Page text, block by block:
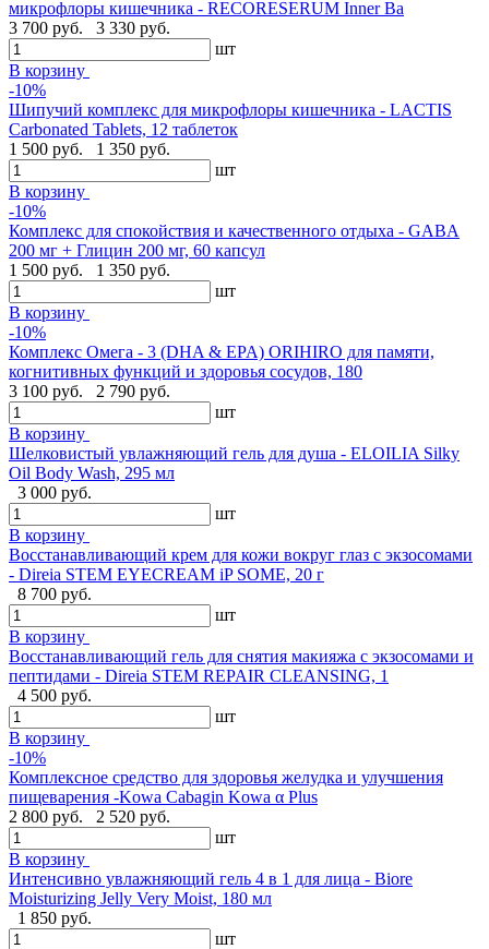
микрофлоры кишечника - RECORESERUM Inner Ba
3 700 руб.
3 330 руб.
шт
В корзину
-10%
Шипучий комплекс для микрофлоры кишечника - LACTIS
Carbonated Tablets, 12 таблеток
1 500 руб.
1 350 руб.
шт
В корзину
-10%
Комплекс для спокойствия и качественного отдыха - GABA
200 мг + Глицин 200 мг, 60 капсул
1 500 руб.
1 350 руб.
шт
В корзину
-10%
Комплекс Омега - 3 (DHA & EPA) ORIHIRO для памяти,
когнитивных функций и здоровья сосудов, 180
3 100 руб.
2 790 руб.
шт
В корзину
Шелковистый увлажняющий гель для душа - ELOILIA Silky
Oil Body Wash, 295 мл
3 000 руб.
шт
В корзину
Восстанавливающий крем для кожи вокруг глаз с экзосомами
- Direia STEM EYECREAM iP SOME, 20 г
8 700 руб.
шт
В корзину
Восстанавливающий гель для снятия макияжа с экзосомами и
пептидами - Direia STEM REPAIR CLEANSING, 1
4 500 руб.
шт
В корзину
-10%
Комплексное средство для здоровья желудка и улучшения
пищеварения -Kowa Cabagin Kowa α Plus
2 800 руб.
2 520 руб.
шт
В корзину
Интенсивно увлажняющий гель 4 в 1 для лица - Biore
Moisturizing Jelly Very Moist, 180 мл
1 850 руб.
шт